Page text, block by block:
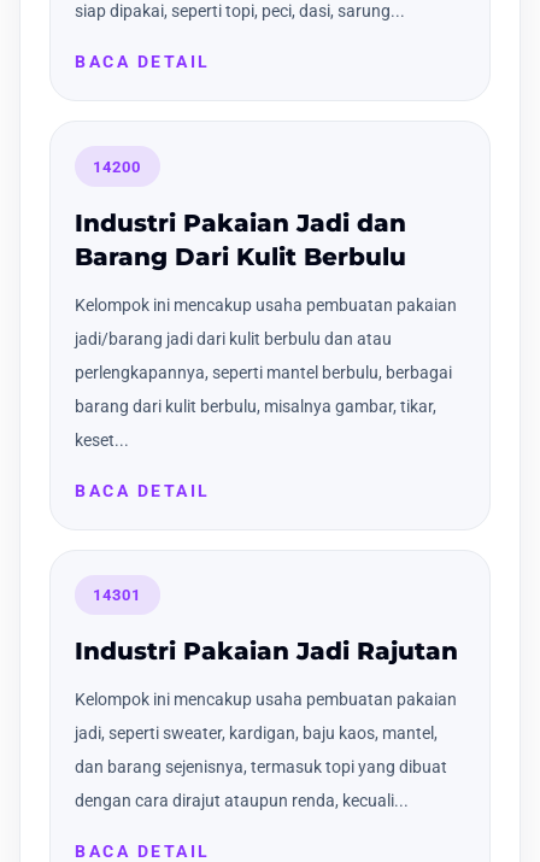
siap dipakai, seperti topi, peci, dasi, sarung...
BACA DETAIL
14200
Industri Pakaian Jadi dan
Barang Dari Kulit Berbulu
Kelompok ini mencakup usaha pembuatan pakaian
jadi/barang jadi dari kulit berbulu dan atau
perlengkapannya, seperti mantel berbulu, berbagai
barang dari kulit berbulu, misalnya gambar, tikar,
keset...
BACA DETAIL
14301
Industri Pakaian Jadi Rajutan
Kelompok ini mencakup usaha pembuatan pakaian
jadi, seperti sweater, kardigan, baju kaos, mantel,
dan barang sejenisnya, termasuk topi yang dibuat
dengan cara dirajut ataupun renda, kecuali...
BACA DETAIL